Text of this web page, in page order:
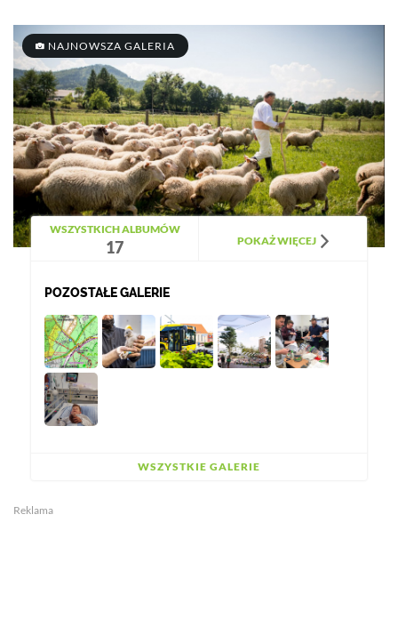
NAJNOWSZA GALERIA
WSZYSTKICH ALBUMÓW
17 POKAŻ WIĘCEJ
POZOSTAŁE GALERIE
WSZYSTKIE GALERIE
Reklama